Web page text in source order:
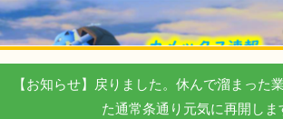
【お知らせ】戻りました。休んで溜まった
た通常条通り元気に再開しま